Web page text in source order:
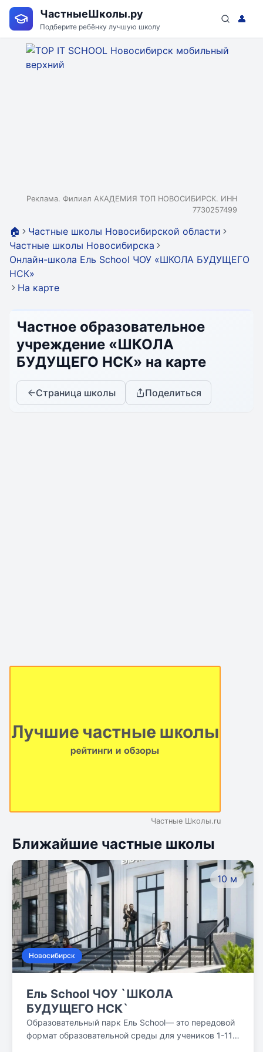
ЧастныеШколы.ру
Подберите ребёнку лучшую школу
👤
Реклама. Филиал АКАДЕМИЯ ТОП НОВОСИБИРСК. ИНН
7730257499
🏠
Частные школы Новосибирской области
Частные школы Новосибирска
Онлайн-школа Ель School ЧОУ «ШКОЛА БУДУЩЕГО
НСК»
На карте
Частное образовательное
учреждение «ШКОЛА
БУДУЩЕГО НСК» на карте
Страница школы Поделиться
Частные Школы.ru
Ближайшие частные школы
10 м
Новосибирск
Ель School ЧОУ `ШКОЛА
БУДУЩЕГО НСК`
Образовательный парк Ель School— это передовой
формат образовательной среды для учеников 1-11